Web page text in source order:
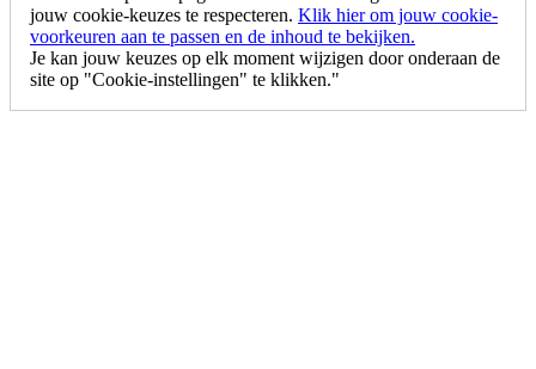
jouw cookie-keuzes te respecteren. Klik hier om jouw cookie-
voorkeuren aan te passen en de inhoud te bekijken.
Je kan jouw keuzes op elk moment wijzigen door onderaan de
site op "Cookie-instellingen" te klikken."